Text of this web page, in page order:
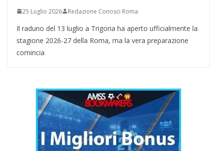
25 Luglio 2026 Redazione Conosci Roma
Il raduno del 13 luglio a Trigoria ha aperto ufficialmente la
stagione 2026-27 della Roma, ma la vera preparazione
comincia